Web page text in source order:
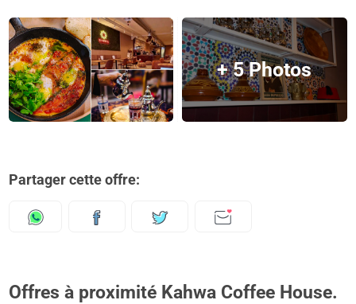
+ 5 Photos
Partager cette offre:
Offres à proximité Kahwa Coffee House.